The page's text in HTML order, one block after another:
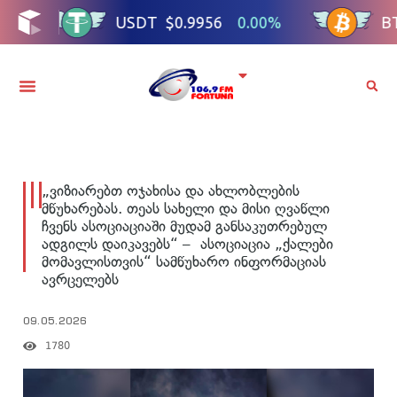
„ვიზიარებთ ოჯახისა და ახლობლების
მწუხარებას. თეას სახელი და მისი ღვაწლი
ჩვენს ასოციაციაში მუდამ განსაკუთრებულ
ადგილს დაიკავებს“ – ასოციაცია „ქალები
მომავლისთვის“ სამწუხარო ინფორმაციას
ავრცელებს
09.05.2026
1780